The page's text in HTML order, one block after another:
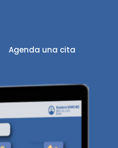
Agenda una cita